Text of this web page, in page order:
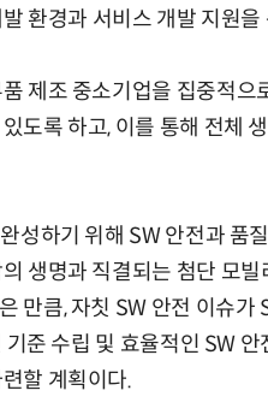
환경과 서비스 개발 지원
제조 중소기업을 집중적
도록 하고, 이를 통해 전체
성하기 위해 SW 안전과 품
생명과 직결되는 첨단 모
만큼, 자칫 SW 안전 이슈가
준 수립 및 효율적인 SW
할 계획이다.